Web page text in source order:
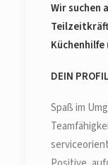
Wir suchen
DEIN PROFIL
Spaß im